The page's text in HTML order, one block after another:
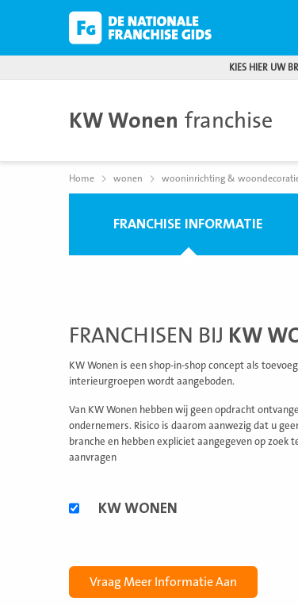
KIES HIER UW
KW Wonen franchise
Home wonen wooninrichting &
FRANCHISE INFORMATIE
FRANCHISEN BIJ KW
KW Wonen is een shop-in-shop concept als
interieurgroepen wordt aangeboden.
Van KW Wonen hebben wij geen opdracht
ondernemers. Risico is daarom aanwezig dat u
branche en hebben expliciet aangegeven op
aanvragen
formulesKW WONEN